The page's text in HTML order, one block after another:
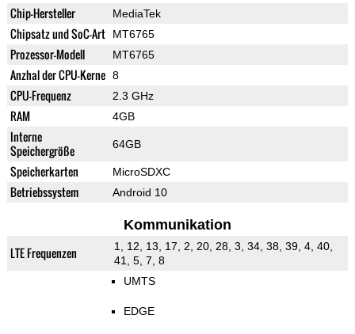
Chip-Hersteller MediaTek
Chipsatz und SoC-Art MT6765
Prozessor-Modell MT6765
Anzhal der CPU-Kerne 8
CPU-Frequenz 2.3 GHz
RAM 4GB
Interne
Speichergröße
64GB
Speicherkarten MicroSDXC
Betriebssystem Android 10
Kommunikation
LTE Frequenzen
1, 12, 13, 17, 2, 20, 28, 3, 34, 38, 39, 4, 40,
41, 5, 7, 8
UMTS
EDGE